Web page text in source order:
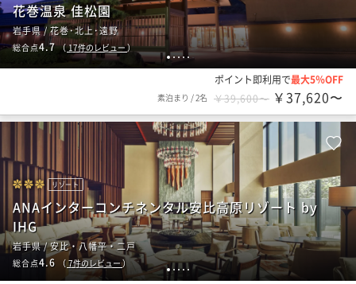
1234 5
花巻温泉 佳松園
岩手県 / 花巻･北上･遠野
総合点4.7（17件のレビュー）
ポイント即利用で最大5％OFF
素泊まり /2名 ￥39,600〜 ￥37,620〜
1 2 345
リゾート
ANAインターコンチネンタル安比高原リゾート by
IHG
岩手県 / 安比・八幡平・二戸
総合点4.6 （ 7件のレビュー）